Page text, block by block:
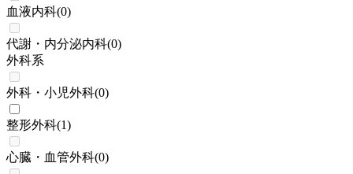
血液内科(0)
代謝・内分泌内科(0)
外科系
外科・小児外科(0)
整形外科(1)
心臓・血管外科(0)